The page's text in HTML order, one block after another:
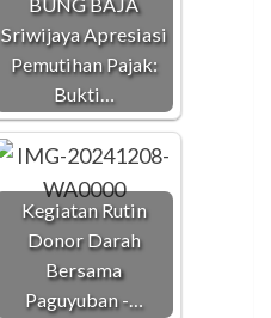
Sriwijaya Apresiasi
Pemutihan Pajak:
Bukti…
Kegiatan Rutin
Donor Darah
Bersama
Paguyuban -…